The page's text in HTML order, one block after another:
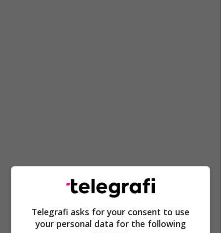
Telegrafi asks for your consent to use
your personal data for the following